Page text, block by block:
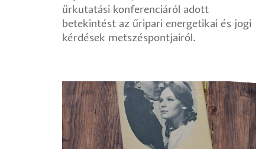
űrkutatási konferenciáról adott
betekintést az űripari energetikai és jogi
kérdések metszéspontjairól.